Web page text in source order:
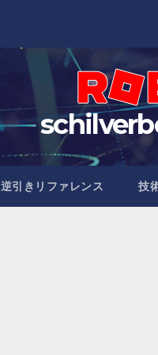
逆引きリファレンス 技